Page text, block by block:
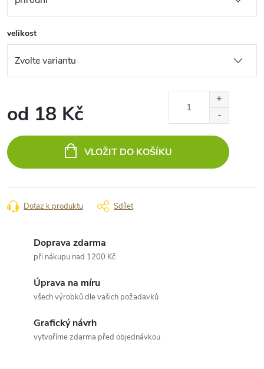
velikost
od 18 Kč
cena:
VLOŽIT DO KOŠÍKU
Dotaz k produktu Sdílet
Doprava zdarma
při nákupu nad 1200 Kč
Úprava na míru
všech výrobků dle vašich požadavků
Grafický návrh
vytvoříme zdarma před objednávkou